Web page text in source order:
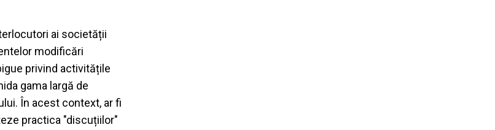
ai societății
modificări
privind activitățile
gama largă de
În acest context, ar fi
practica "discuțiilor"